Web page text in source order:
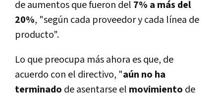
de aumentos que fueron del 7% a más del
20%, "según cada proveedor y cada lí­nea de
producto".
Lo que preocupa más ahora es que, de
acuerdo con el directivo, "aún no ha
terminado de asentarse el movimiento de